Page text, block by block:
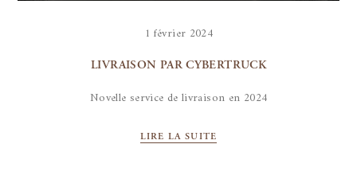
1 février 2024
LIVRAISON PAR CYBERTRUCK
Novelle service de livraison en 2024
LIRE LA SUITE